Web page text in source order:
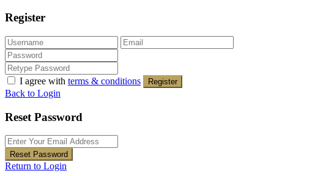
Register
I agree with terms & conditions Register
Back to Login
Reset Password
Reset Password
Return to Login